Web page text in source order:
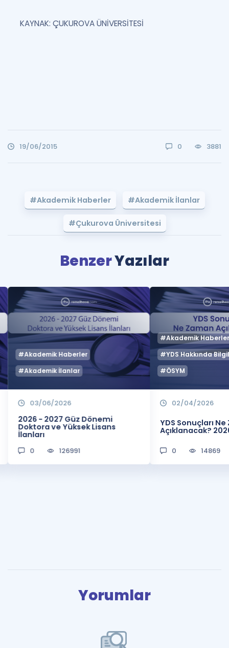
KAYNAK: ÇUKUROVA ÜNİVERSİTESİ
19/06/2015 0 3881
#Akademik Haberler #Akademik İlanlar
#Çukurova Üniversitesi
BenzerYazılar
#Akademik Haberler
#Akademik İlanlar
03/06/2026
2026 - 2027 Güz Dönemi
Doktora ve Yüksek Lisans
İlanları
0 126991
#Akademik
#YDS Hakkında
#ÖSYM
02/04/2026
YDS Sonuçları
Açıklanacak?
0 14869
Yorumlar